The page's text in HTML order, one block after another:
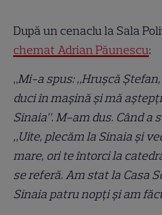
După un cenaclu la Sala
chemat Adrian Păunescu:
„Mi-a spus: „Hruşcă
duci în maşină şi mă
Sinaia”. M-am dus. Când a
„Uite, plecăm la Sinaia şi
mare, ori te întorci la
se referă. Am stat la Casa
Sinaia patru nopţi şi am